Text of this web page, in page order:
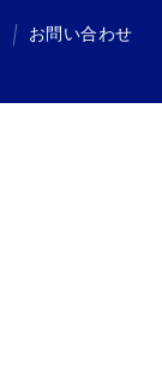
お問い合わせ